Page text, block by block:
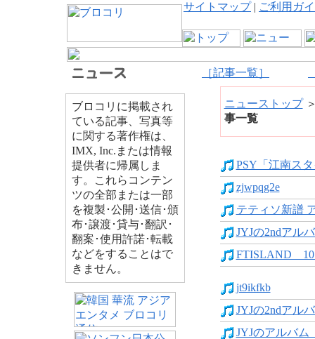
サイトマップ| ご利用ガ
［記事一覧］
ブロコリに掲載され
ている記事、写真等
に関する著作権は、
IMX, Inc.または情報
提供者に帰属しま
す。これらコンテン
ツの全部または一部
を複製･公開･送信･頒
布･譲渡･貸与･翻訳･
翻案･使用許諾･転載
などをすることはで
きません。
ニューストップ
事一覧
PSY「江南ス
zjwpqg2e
テティソ新譜
JYJの2ndアル
FTISLAND 10
jt9ikfkb
JYJの2ndアル
JYJのアルバム